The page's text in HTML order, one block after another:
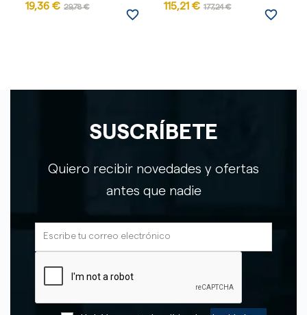
19,36 € 29,78 €
favorite_border
115,21 € 177,24 €
favorite_border
SUSCRÍBETE
Quiero recibir novedades y ofertas
antes que nadie